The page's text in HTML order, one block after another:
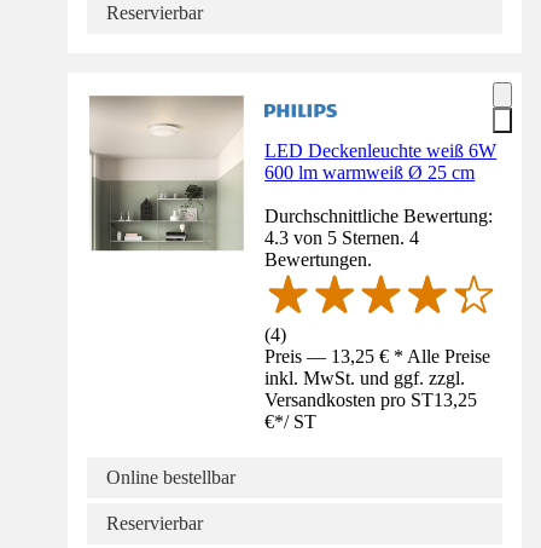
Reservierbar
LED Deckenleuchte weiß 6W
600 lm warmweiß Ø 25 cm
Durchschnittliche Bewertung:
4.3 von 5 Sternen. 4
Bewertungen.
(4)
Preis — 13,25 € * Alle Preise
inkl. MwSt. und ggf. zzgl.
Versandkosten pro ST13,25
€*/ ST
Online bestellbar
Reservierbar